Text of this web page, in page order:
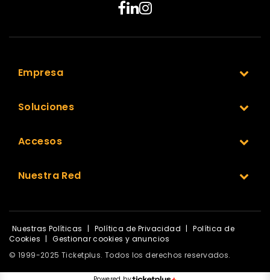
Empresa
Soluciones
Accesos
Nuestra Red
Nuestras Políticas | Política de Privacidad |
Política de
Cookies |
Gestionar cookies y anuncios
© 1999-2025 Ticketplus. Todos los derechos reservados.